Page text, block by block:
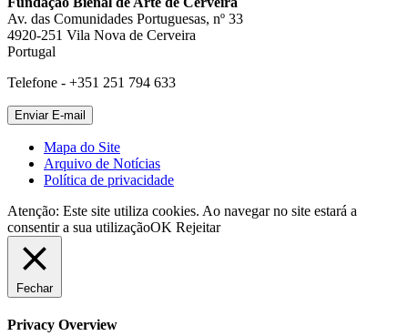
Av. das Comunidades Portuguesas, nº 33
4920-251 Vila Nova de Cerveira
Portugal
Telefone - +351 251 794 633
Mapa do Site
Arquivo de Notícias
Política de privacidade
Atenção: Este site utiliza cookies. Ao navegar no site estará a
consentir a sua utilizaçãoOK Rejeitar
Fechar
Privacy Overview